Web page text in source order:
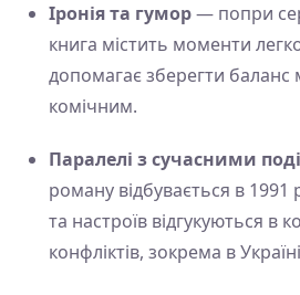
Іронія та гумор— попри
книга містить моменти
допомагає зберегти баланс
комічним.
Паралелі з сучасними
роману відбувається в 1991
та настроїв відгукуються в
конфліктів, зокрема в